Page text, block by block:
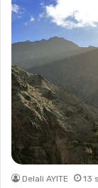
Delali AYITE 13